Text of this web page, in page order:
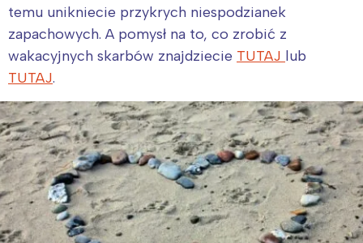
temu unikniecie przykrych niespodzianek
zapachowych. A pomysł na to, co zrobić z
wakacyjnych skarbów znajdziecie TUTAJ lub
TUTAJ.